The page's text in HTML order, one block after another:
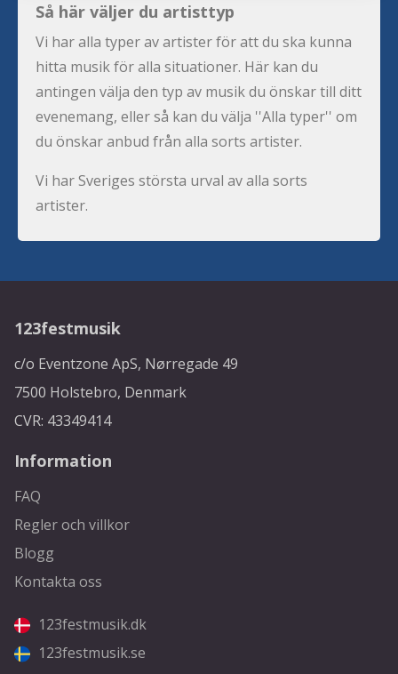
Så här väljer du artisttyp
Vi har alla typer av artister för att du ska kunna
hitta musik för alla situationer. Här kan du
antingen välja den typ av musik du önskar till ditt
evenemang, eller så kan du välja ''Alla typer'' om
du önskar anbud från alla sorts artister.
Vi har Sveriges största urval av alla sorts
artister.
123festmusik
c/o Eventzone ApS, Nørregade 49
7500 Holstebro, Denmark
CVR: 43349414
Information
FAQ
Regler och villkor
Blogg
Kontakta oss
123festmusik.dk
123festmusik.se